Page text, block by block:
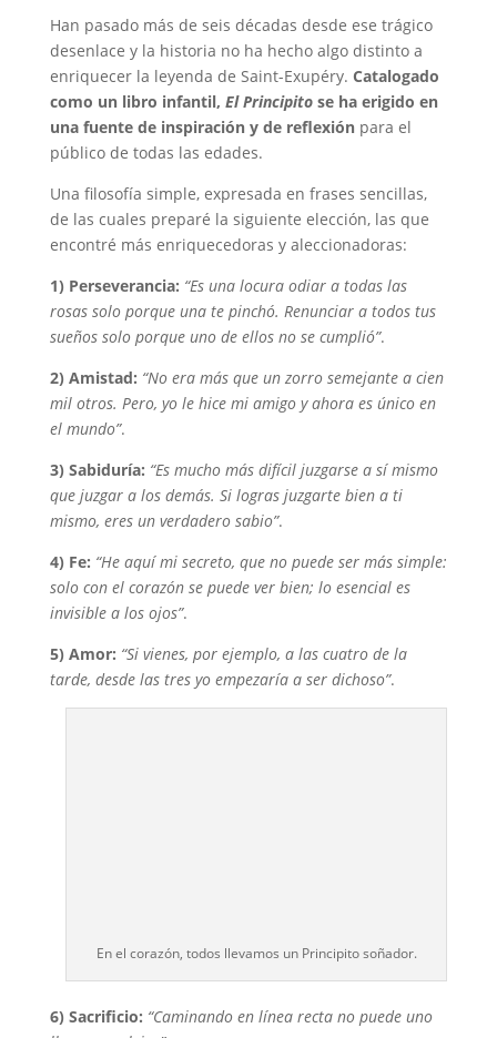
Han pasado más de seis décadas desde ese trágico
desenlace y la historia no ha hecho algo distinto a
enriquecer la leyenda de Saint-Exupéry. Catalogado
como un libro infantil, El Principitose ha erigido en
una fuente de inspiración y de reflexiónpara el
público de todas las edades.
Una filosofía simple, expresada en frases sencillas,
de las cuales preparé la siguiente elección, las que
encontré más enriquecedoras y aleccionadoras:
1) Perseverancia: “Es una locura odiar a todas las
rosas solo porque una te pinchó. Renunciar a todos tus
sueños solo porque uno de ellos no se cumplió”.
2) Amistad: “No era más que un zorro semejante a cien
mil otros. Pero, yo le hice mi amigo y ahora es único en
el mundo”.
3) Sabiduría: “Es mucho más difícil juzgarse a sí mismo
que juzgar a los demás. Si logras juzgarte bien a ti
mismo, eres un verdadero sabio”.
4) Fe: “He aquí mi secreto, que no puede ser más simple:
solo con el corazón se puede ver bien; lo esencial es
invisible a los ojos”.
5) Amor: “Si vienes, por ejemplo, a las cuatro de la
tarde, desde las tres yo empezaría a ser dichoso”.
En el corazón, todos llevamos un Principito soñador.
6) Sacrificio: “Caminando en línea recta no puede uno